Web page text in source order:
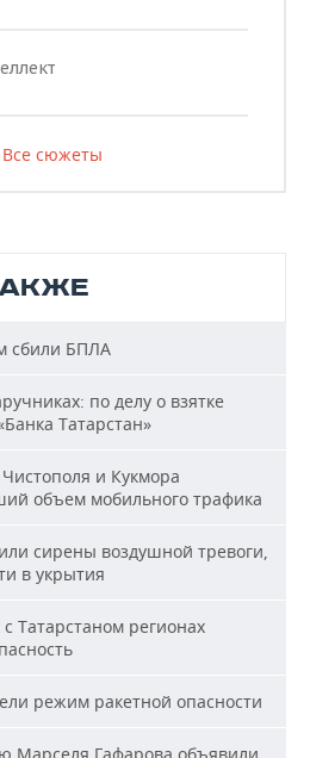
Все сюжеты
сбили БПЛА
по делу о взятке
Татарстан»
и Кукмора
объем мобильного трафика
сирены воздушной тревоги,
в укрытия
Татарстаном регионах
режим ракетной опасности